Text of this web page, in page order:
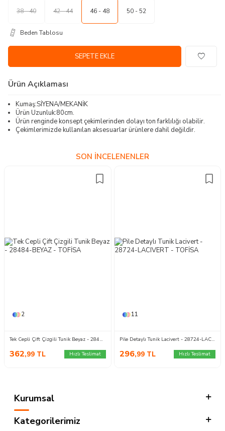
38 - 40 42 - 44 46 - 48 50 - 52
Beden Tablosu
SEPETE EKLE
Ürün Açıklaması
Kumaş:SİYENA/MEKANİK
Ürün Uzunluk:80cm.
Ürün renginde konsept çekimlerinden dolayı ton farklılığı olabilir.
Çekimlerimizde kullanılan aksesuarlar ürünlere dahil değildir.
SON İNCELENENLER
2
Tek Cepli Çift Çizgili Tunik Beyaz - 28484-BEYAZ
362,99 TL Hızlı Teslimat
11
Pile Detaylı Tunik Lacivert - 28724-LACIVERT
296,99 TL Hızlı Teslimat
Kurumsal
Kategorilerimiz